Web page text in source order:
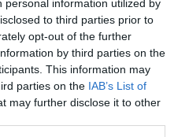
personal information utilized by
to third parties prior to
opt-out of the further
by third parties on the
This information may
parties on the IAB’s List of
may further disclose it to other